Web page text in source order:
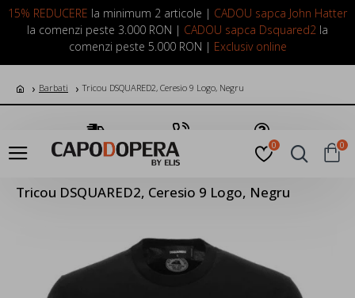
15% REDUCERE la minimum 2 articole | CADOU sapca John Hatter
la comenzi peste 3.000 RON | CADOU sapca Dsquared2 la
comenzi peste 5.000 RON | Exclusiv online
LOGIN INREGISTRARE
0 0
Barbati Tricou DSQUARED2, Ceresio 9 Logo, Negru
Transport Gratuit Suna Acum Pune o Intrebare
Tricou DSQUARED2, Ceresio 9 Logo, Negru